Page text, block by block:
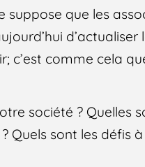
que les
c’est comme cela
société ? Quelles
Quels sont les défis